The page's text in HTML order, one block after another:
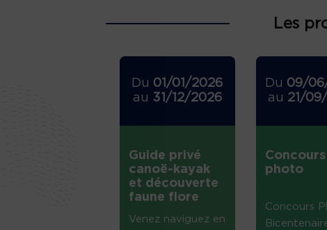
Les
Du 01/01/2026
au 31/12/2026
Guide privé
canoë-kayak
et découverte
faune flore
Venez naviguez en
Du 09/
au 21/
Concours
photo
Concours